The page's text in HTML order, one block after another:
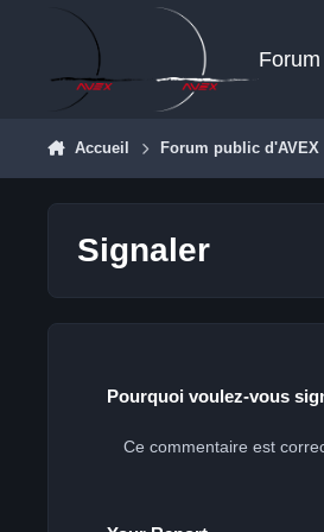
Aller au contenu
Accueil Forum public d'AVEX
Signaler
Pourquoi voulez-vous